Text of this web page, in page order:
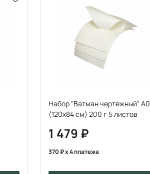
Набор "Ватман чертежный" А0
(120x84 см) 200 г 5 листов
1 479
370 x 4 платежа